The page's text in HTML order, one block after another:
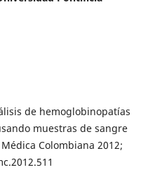
de hemoglobinopatías
muestras de sangre
Colombiana 2012;